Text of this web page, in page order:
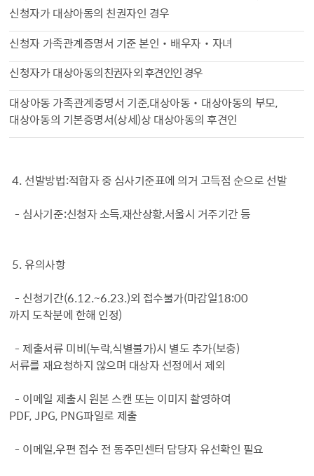
신청자가 대상아동의 친권자인 경우
신청자 가족관계증명서 기준 본인 ‧ 배우자‧ 자녀
신청자가 대상아동의친권자 외 후견인인 경우
대상아동 가족관계증명서 기준,대상아동 ‧ 대상아동의 부모,
대상아동의 기본증명서(상세)상 대상아동의 후견인
4. 선발방법:적합자 중 심사기준표에 의거 고득점 순으로 선발
- 심사기준:신청자 소득,재산상황,서울시 거주기간 등
5.유의사항
- 신청기간(6.12.~6.23.)외 접수불가(마감일18:00
까지 도착분에 한해 인정)
- 제출서류 미비(누락,식별불가)시 별도 추가(보충)
서류를 재요청하지 않으며 대상자 선정에서 제외
- 이메일 제출시 원본 스캔 또는 이미지 촬영하여
PDF, JPG, PNG파일로 제출
- 이메일,우편 접수 전 동주민센터 담당자 유선확인 필요